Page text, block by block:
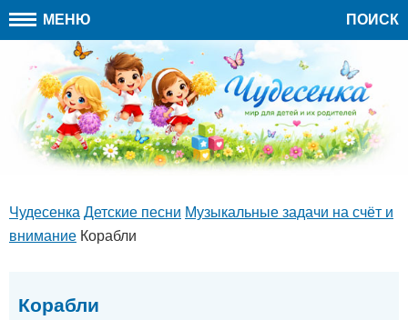
МЕНЮ ПОИСК
Чудесенка Детские песни Музыкальные задачи на счёт и
внимание Корабли
Корабли